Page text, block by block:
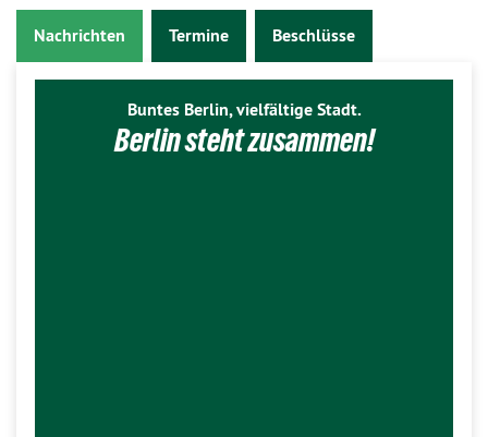
Nachrichten Termine Beschlüsse
Buntes Berlin, vielfältige Stadt.
Berlin steht zusammen!